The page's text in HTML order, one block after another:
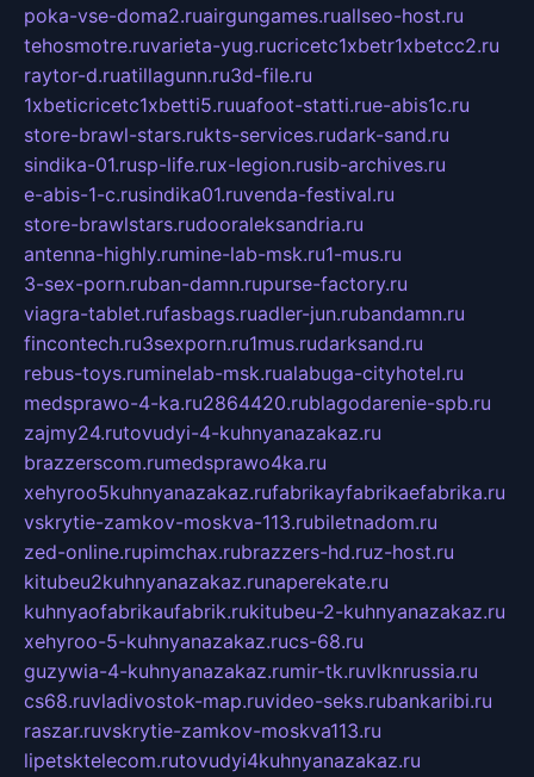
poka-vse-doma2.ruairgungames.ruallseo-host.ru
tehosmotre.ruvarieta-yug.rucricetc1xbetr1xbetcc2.ru
raytor-d.ruatillagunn.ru3d-file.ru
1xbeticricetc1xbetti5.ruuafoot-statti.rue-abis1c.ru
store-brawl-stars.rukts-services.rudark-sand.ru
sindika-01.rusp-life.rux-legion.rusib-archives.ru
e-abis-1-c.rusindika01.ruvenda-festival.ru
store-brawlstars.rudooraleksandria.ru
antenna-highly.rumine-lab-msk.ru1-mus.ru
3-sex-porn.ruban-damn.rupurse-factory.ru
viagra-tablet.rufasbags.ruadler-jun.rubandamn.ru
fincontech.ru3sexporn.ru1mus.rudarksand.ru
rebus-toys.ruminelab-msk.rualabuga-cityhotel.ru
medsprawo-4-ka.ru2864420.rublagodarenie-spb.ru
zajmy24.rutovudyi-4-kuhnyanazakaz.ru
brazzerscom.rumedsprawo4ka.ru
xehyroo5kuhnyanazakaz.rufabrikayfabrikaefabrika.ru
vskrytie-zamkov-moskva-113.rubiletnadom.ru
zed-online.rupimchax.rubrazzers-hd.ruz-host.ru
kitubeu2kuhnyanazakaz.runaperekate.ru
kuhnyaofabrikaufabrik.rukitubeu-2-kuhnyanazakaz.ru
xehyroo-5-kuhnyanazakaz.rucs-68.ru
guzywia-4-kuhnyanazakaz.rumir-tk.ruvlknrussia.ru
cs68.ruvladivostok-map.ruvideo-seks.rubankaribi.ru
raszar.ruvskrytie-zamkov-moskva113.ru
lipetsktelecom.rutovudyi4kuhnyanazakaz.ru